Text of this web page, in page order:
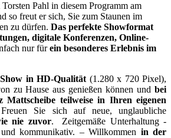
Pahl in diesem Programm am
so freut er sich, Sie zum Staunen im
zu dürfen. Das perfekte Showformat
digitale Konferenzen, Online-
nur fürein besonderes Erlebnis im
in HD-Qualität (1.280 x 720 Pixel),
zu Hause aus genießen können und bei
teilweise in Ihren eigenen
Freuen Sie sich auf neue, unglaubliche
nie zuvor. Zeitgemäße Unterhaltung -
kommunikativ. – Willkommen in der